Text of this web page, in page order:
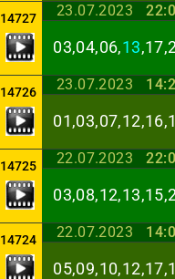
14727 23.07.2023
03,04,06,13
14726 23.07.2023
14725 22.07.2023
14724 22.07.2023